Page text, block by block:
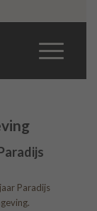
Paradijs